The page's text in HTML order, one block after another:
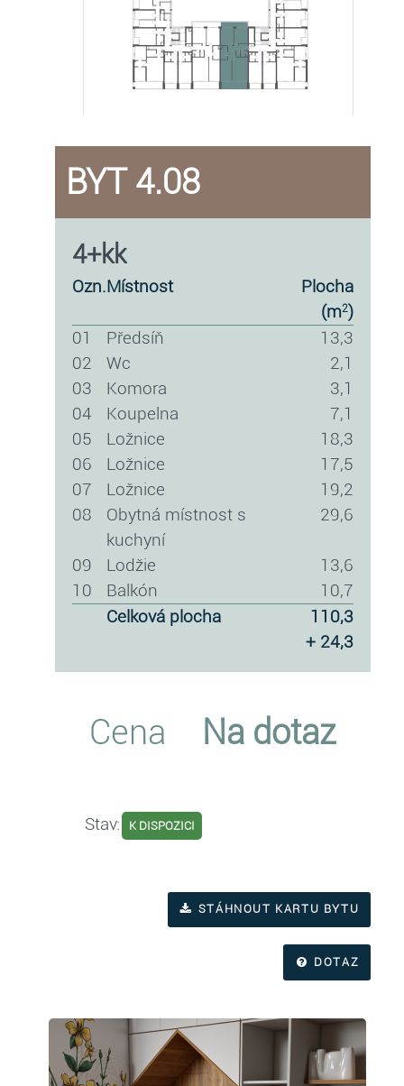
BYT 4.08
4+kk
ozn. místnost
plocha
(m2)
01
předsíň
13,3
02
wc
2,1
03
komora
3,1
04
koupelna
7,1
05
ložnice
18,3
06
ložnice
17,5
07
ložnice
19,2
08
obytná místnost s
kuchyní
29,6
09 lodžie
13,6
10
balkón
10,7
celková plocha
110,3
+ 24,3
Cena Na dotaz
Stav: K DISPOZICI
STÁHNOUT KARTU BYTU
DOTAZ